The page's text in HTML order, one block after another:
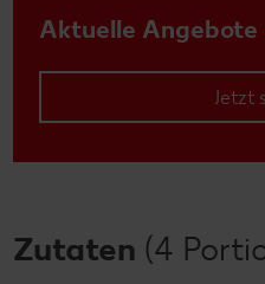
Aktuelle Angebote
Jetzt
Zutaten (4